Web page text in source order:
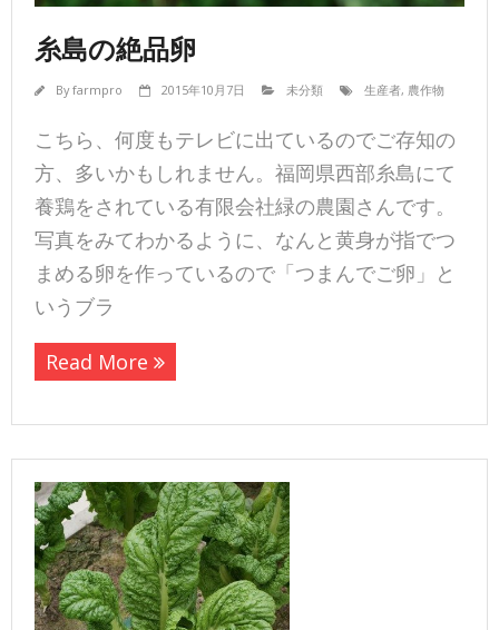
糸島の絶品卵
Byfarmpro 2015年10月7日 未分類 生産者, 農作物
こちら、何度もテレビに出ているのでご存知の
方、多いかもしれません。福岡県西部糸島にて
養鶏をされている有限会社緑の農園さんです。
写真をみてわかるように、なんと黄身が指でつ
まめる卵を作っているので「つまんでご卵」と
いうブラ
Read More